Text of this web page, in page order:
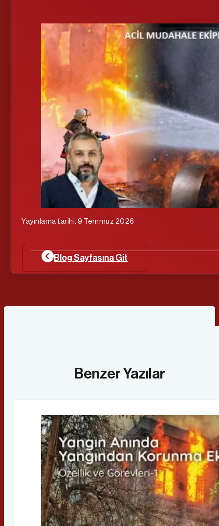
Yayınlama tarihi: 9 Temmuz 2026
Blog Sayfasına Git
Benzer Yazılar